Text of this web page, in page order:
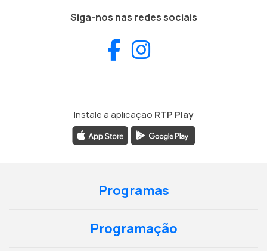
Siga-nos nas redes sociais
Facebook
Instale a aplicação RTP Play
Programas
Programação